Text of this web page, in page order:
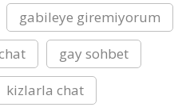
gabileye giremiyorum
gay sohbet
kizlarla chat